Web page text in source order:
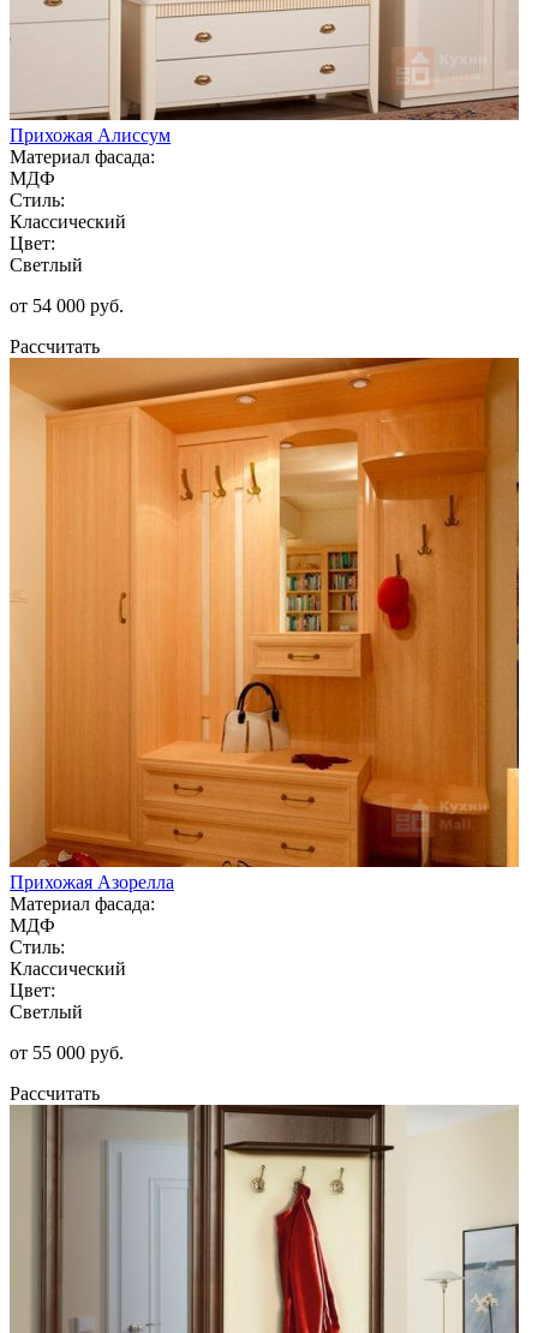
Прихожая Алиссум
Материал фасада:
МДФ
Стиль:
Классический
Цвет:
Светлый
от 54 000 руб.
Рассчитать
Прихожая Азорелла
Материал фасада:
МДФ
Стиль:
Классический
Цвет:
Светлый
от 55 000 руб.
Рассчитать